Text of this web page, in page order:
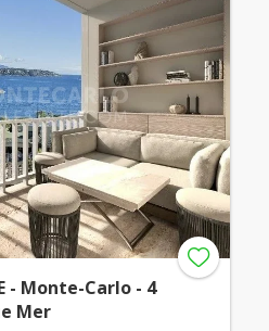
- Monte-Carlo - 4
Mer